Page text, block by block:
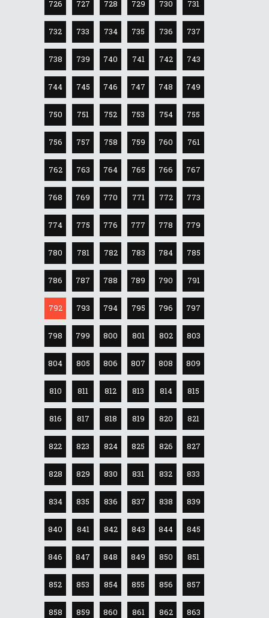
726 727 728 729 730 731
732 733 734 735 736 737
738 739 740 741 742 743
744 745 746 747 748 749
750 751 752 753 754 755
756 757 758 759 760 761
762 763 764 765 766 767
768 769 770 771 772 773
774 775 776 777 778 779
780 781 782 783 784 785
786 787 788 789 790 791
792 793 794 795 796 797
798 799 800 801 802 803
804 805 806 807 808 809
810 811 812 813 814 815
816 817 818 819 820 821
822 823 824 825 826 827
828 829 830 831 832 833
834 835 836 837 838 839
840 841 842 843 844 845
846 847 848 849 850 851
852 853 854 855 856 857
858 859 860 861 862 863